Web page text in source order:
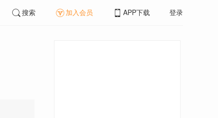
搜索 加入会员 APP下载 登录